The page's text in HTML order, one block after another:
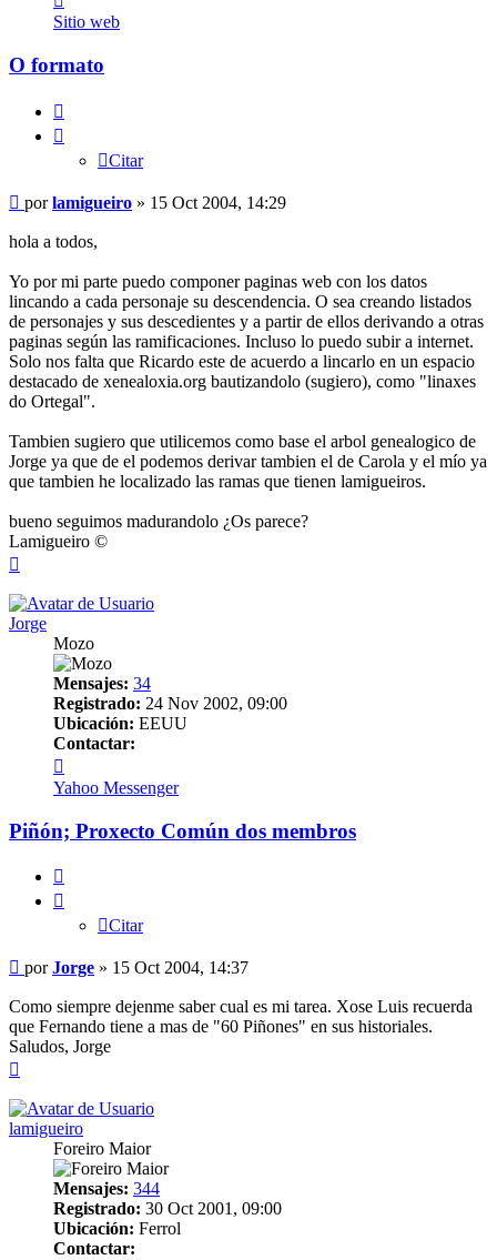
lamigueiro
Sitio web
O formato
Citar
Mensaje
porlamigueiro » 15 Oct 2004, 14:29
hola a todos,
Yo por mi parte puedo componer paginas web con los datos
lincando a cada personaje su descendencia. O sea creando listados
de personajes y sus descedientes y a partir de ellos derivando a otras
paginas según las ramificaciones. Incluso lo puedo subir a internet.
Solo nos falta que Ricardo este de acuerdo a lincarlo en un espacio
destacado de xenealoxia.org bautizandolo (sugiero), como "linaxes
do Ortegal".
Tambien sugiero que utilicemos como base el arbol genealogico de
Jorge ya que de el podemos derivar tambien el de Carola y el mío ya
que tambien he localizado las ramas que tienen lamigueiros.
bueno seguimos madurandolo ¿Os parece?
Lamigueiro ©
Jorge
Mozo
Mensajes: 34
Registrado: 24 Nov 2002, 09:00
Ubicación: EEUU
Contactar:
Jorge
Yahoo Messenger
Piñón; Proxecto Común dos membros
Citar
Mensaje
porJorge » 15 Oct 2004, 14:37
Como siempre dejenme saber cual es mi tarea. Xose Luis recuerda
que Fernando tiene a mas de "60 Piñones" en sus historiales.
Saludos, Jorge
lamigueiro
Foreiro Maior
Mensajes: 344
Registrado: 30 Oct 2001, 09:00
Ubicación: Ferrol
Contactar: